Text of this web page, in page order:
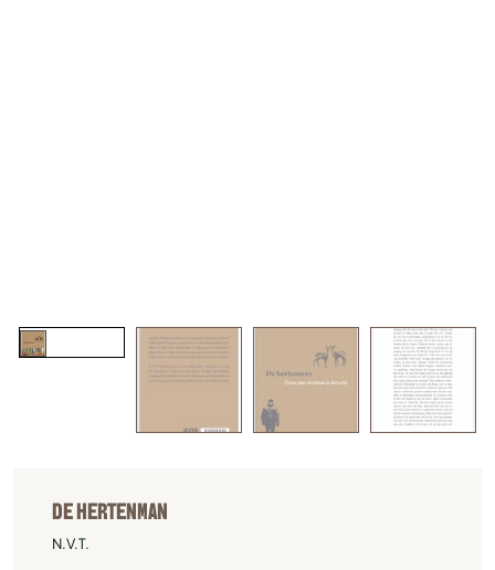
DE HERTENMAN
N.V.T.